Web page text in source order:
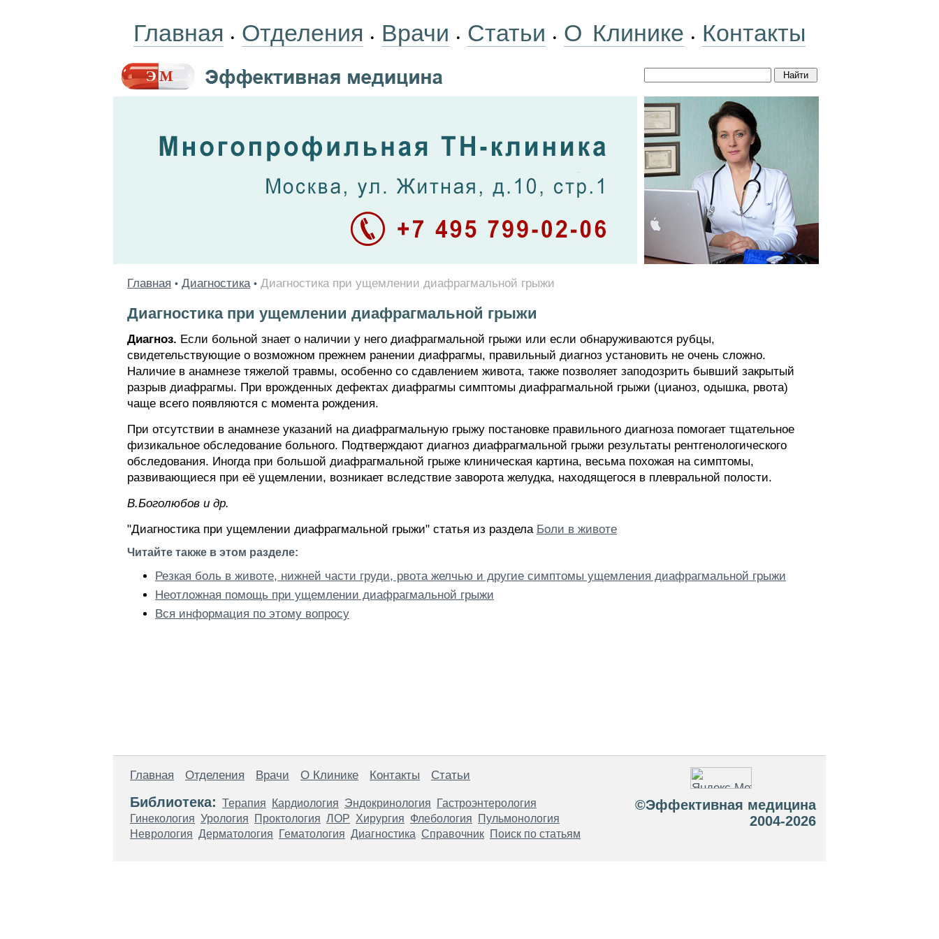
Главная • Отделения • Врачи • Статьи • О Клинике • Контакты
Главная • Диагностика • Диагностика при ущемлении диафрагмальной грыжи
Диагностика при ущемлении диафрагмальной грыжи
Диагноз. Если больной знает о наличии у него диафрагмальной грыжи или если обнаруживаются рубцы,
свидетельствующие о возможном прежнем ранении диафрагмы, правильный диагноз установить не очень сложно.
Наличие в анамнезе тяжелой травмы, особенно со сдавлением живота, также позволяет заподозрить бывший закрытый
разрыв диафрагмы. При врожденных дефектах диафрагмы симптомы диафрагмальной грыжи (цианоз, одышка, рвота)
чаще всего появляются с момента рождения.
При отсутствии в анамнезе указаний на диафрагмальную грыжу постановке правильного диагноза помогает тщательное
физикальное обследование больного. Подтверждают диагноз диафрагмальной грыжи результаты рентгенологического
обследования. Иногда при большой диафрагмальной грыже клиническая картина, весьма похожая на симптомы,
развивающиеся при её ущемлении, возникает вследствие заворота желудка, находящегося в плевральной полости.
В.Боголюбов и др.
"Диагностика при ущемлении диафрагмальной грыжи" статья из раздела Боли в животе
Читайте также в этом разделе:
Резкая боль в животе, нижней части груди, рвота желчью и другие симптомы ущемления диафрагмальной грыжи
Неотложная помощь при ущемлении диафрагмальной грыжи
Вся информация по этому вопросу
Главная Отделения Врачи О Клинике Контакты Статьи
Библиотека: Терапия Кардиология Эндокринология
Гастроэнтерология
Гинекология Урология Проктология ЛОР Хирургия Флебология
Пульмонология
Неврология Дерматология Гематология Диагностика Справочник Поиск по статьям
©Эффективная медицина
2004-2026